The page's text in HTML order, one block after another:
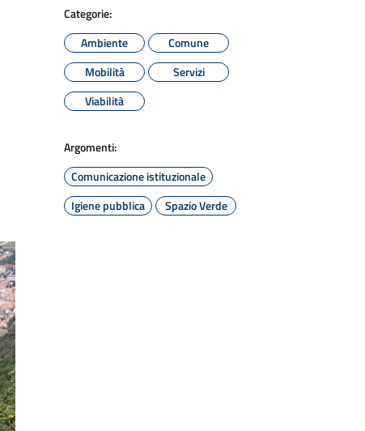
Categorie:
Ambiente
Comune
Mobilità
Servizi
Viabilità
Argomenti:
Comunicazione istituzionale
Igiene pubblica
Spazio Verde